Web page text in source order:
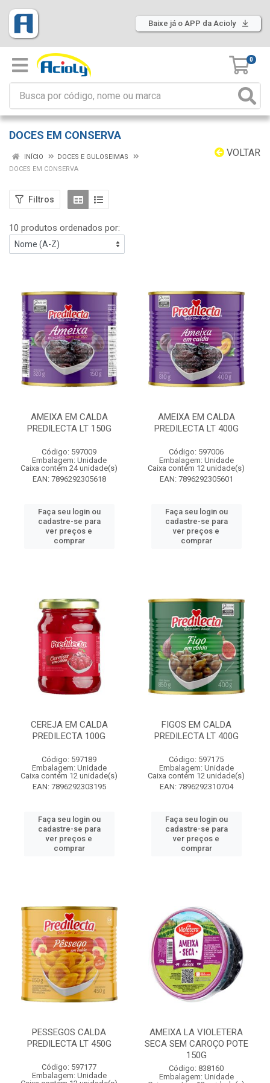
Baixe já o APP da Acioly
0
DOCES EM CONSERVA
VOLTAR
INÍCIO
DOCES E GULOSEIMAS
DOCES EM CONSERVA
Filtros
10 produtos ordenados por:
AMEIXA EM CALDA
PREDILECTA LT 150G
Código: 597009
Embalagem: Unidade
Caixa contém 24 unidade(s)
EAN: 7896292305618
Faça seu login ou
cadastre-se para
ver preços e
comprar
AMEIXA EM CALDA
PREDILECTA LT 400G
Código: 597006
Embalagem: Unidade
Caixa contém 12 unidade(s)
EAN: 7896292305601
Faça seu login ou
cadastre-se para
ver preços e
comprar
CEREJA EM CALDA
PREDILECTA 100G
Código: 597189
Embalagem: Unidade
Caixa contém 12 unidade(s)
EAN: 7896292303195
Faça seu login ou
cadastre-se para
ver preços e
comprar
FIGOS EM CALDA
PREDILECTA LT 400G
Código: 597175
Embalagem: Unidade
Caixa contém 12 unidade(s)
EAN: 7896292310704
Faça seu login ou
cadastre-se para
ver preços e
comprar
PESSEGOS CALDA
PREDILECTA LT 450G
Código: 597177
Embalagem: Unidade
AMEIXA LA VIOLETERA
SECA SEM CAROÇO POTE
150G
Código: 838160
Embalagem: Unidade